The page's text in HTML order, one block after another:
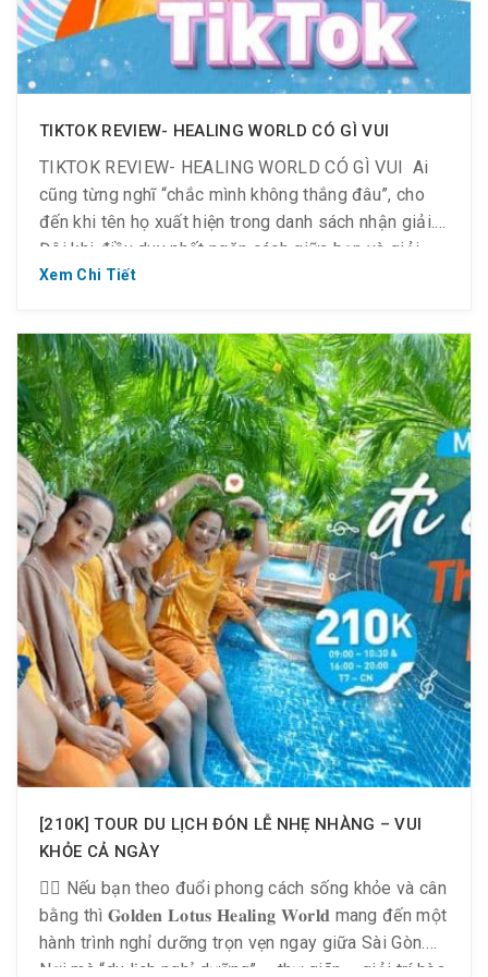
TIKTOK REVIEW- HEALING WORLD CÓ GÌ VUI
TIKTOK REVIEW- HEALING WORLD CÓ GÌ VUI ️ Ai
cũng từng nghĩ “chắc mình không thắng đâu”, cho
đến khi tên họ xuất hiện trong danh sách nhận giải.
Đôi khi điều duy nhất ngăn cách giữa bạn và giải
thưởng chỉ là nút “Đăng”. Hãy xem Clip & lắng nghe
Xem Chi Tiết
[210K] TOUR DU LỊCH ĐÓN LỄ NHẸ NHÀNG – VUI
KHỎE CẢ NGÀY
🧘‍♀️ Nếu bạn theo đuổi phong cách sống khỏe và cân
bằng thì 𝐆𝐨𝐥𝐝𝐞𝐧 𝐋𝐨𝐭𝐮𝐬 𝐇𝐞𝐚𝐥𝐢𝐧𝐠 𝐖𝐨𝐫𝐥𝐝 mang đến một
hành trình nghỉ dưỡng trọn vẹn ngay giữa Sài Gòn.🌿
Nơi mà “du lịch nghỉ dưỡng” – thư giãn – giải trí hòa